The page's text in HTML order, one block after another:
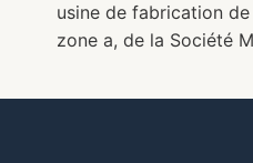
usine de fabrication
zone a, de la Société